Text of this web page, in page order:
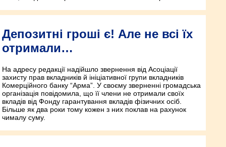
Депозитні гроші є! Але не всі їх
отримали…
На адресу редакції надійшло звернення від Асоціації
захисту прав вкладників й ініціативної групи вкладників
Комерційного банку “Арма”. У своєму зверненні громадська
організація повідомила, що її члени не отримали своїх
вкладів від Фонду гарантування вкладів фізичних осіб.
Більше як два роки тому кожен з них поклав на рахунок
чималу суму.